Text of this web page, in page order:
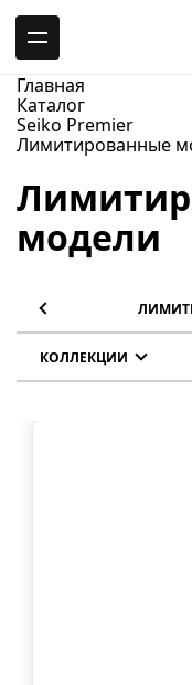
Главная
Каталог
Seiko Premier
Лимитированные
модели
КОЛЛЕКЦИИ